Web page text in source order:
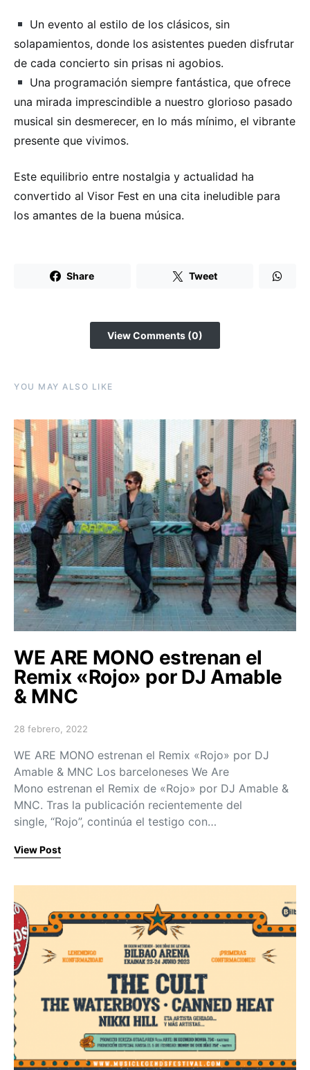
Un evento al estilo de los clásicos, sin
solapamientos, donde los asistentes pueden disfrutar
de cada concierto sin prisas ni agobios.
Una programación siempre fantástica, que ofrece
una mirada imprescindible a nuestro glorioso pasado
musical sin desmerecer, en lo más mínimo, el vibrante
presente que vivimos.
Este equilibrio entre nostalgia y actualidad ha
convertido al Visor Fest en una cita ineludible para
los amantes de la buena música.
Share Tweet
View Comments (0)
YOU MAY ALSO LIKE
WE ARE MONO estrenan el
Remix «Rojo» por DJ Amable
& MNC
Posted on
28 febrero, 2022
WE ARE MONO estrenan el Remix «Rojo» por DJ
Amable & MNC Los barceloneses We Are
Mono estrenan el Remix de «Rojo» por DJ Amable &
MNC. Tras la publicación recientemente del
single, “Rojo”, continúa el testigo con…
View Post